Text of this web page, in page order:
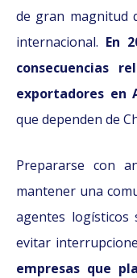
de gran magnitud
internacional. En
consecuencias
exportadores en
que dependen de
Prepararse con
mantener una
agentes logísticos
evitar
empresas que